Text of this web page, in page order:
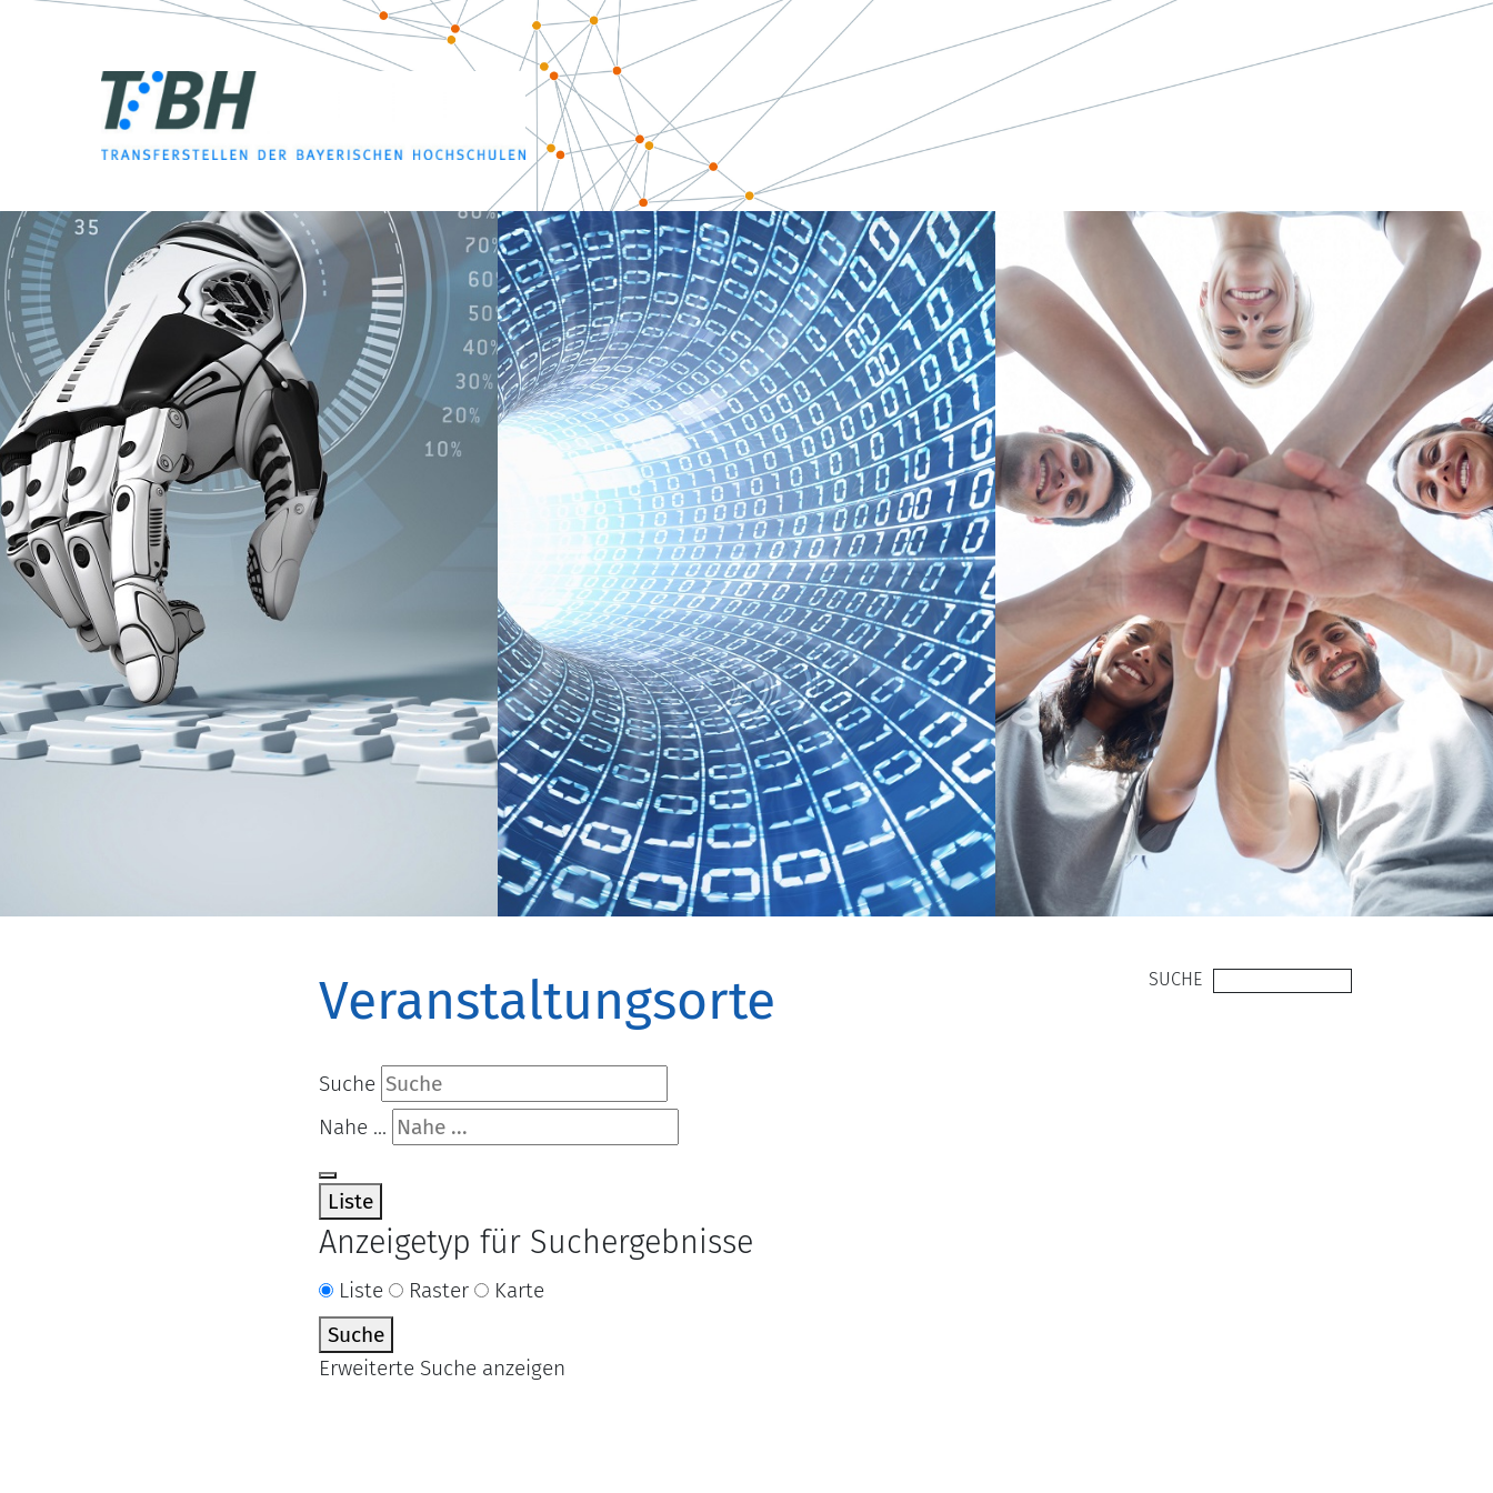
SUCHE
Veranstaltungsorte
Suche
Nahe ...
Liste
Anzeigetyp für Suchergebnisse
Liste Raster
Karte
Suche
Erweiterte Suche anzeigen